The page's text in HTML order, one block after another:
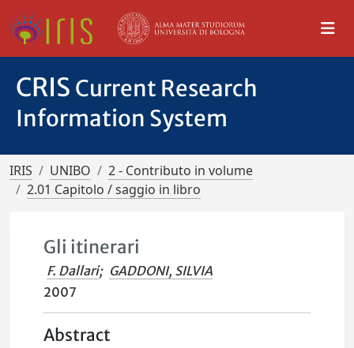
CRIS Current Research
Information System
IRIS UNIBO
2 - Contributo in volume
2.01 Capitolo / saggio in libro
Gli itinerari
F. Dallari; GADDONI, SILVIA
2007
Abstract